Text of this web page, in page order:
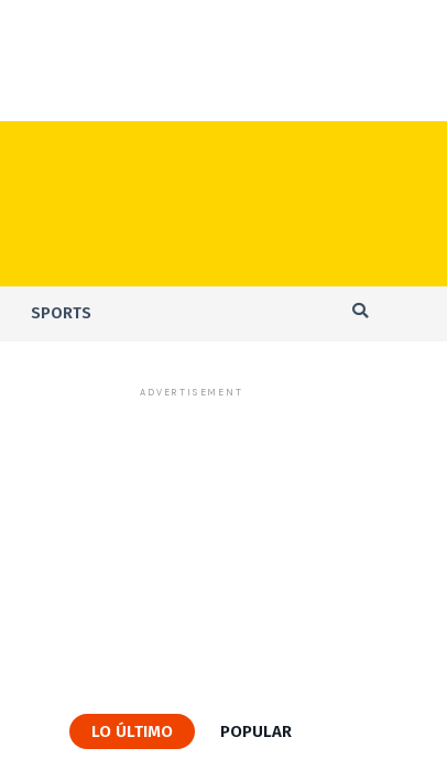
SPORTS
ADVERTISEMENT
LO ÚLTIMO POPULAR